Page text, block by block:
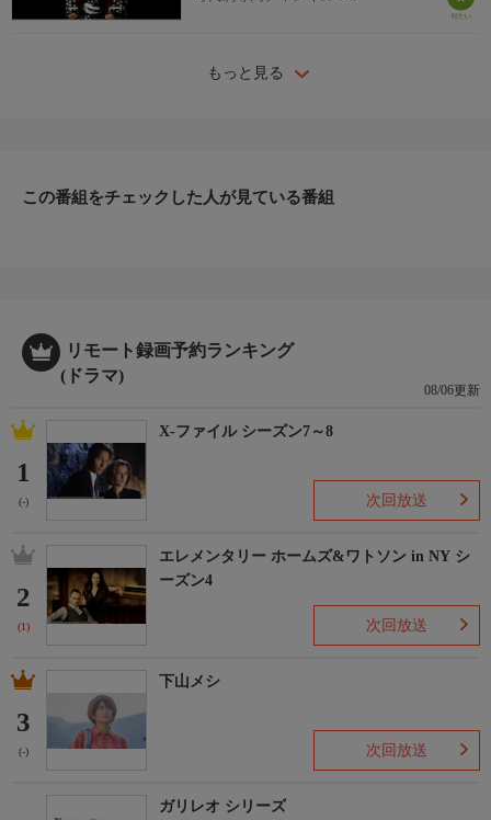
もっと見る
この番組をチェックした人が見ている番組
リモート録画予約ランキング
(ドラマ)
08/06更新
1
(-)
X-ファイル シーズン7～8
次回放送
2
(1)
エレメンタリー ホームズ&ワトソン in NY シ
ーズン4
次回放送
3
(-)
下山メシ
次回放送
ガリレオ シリーズ